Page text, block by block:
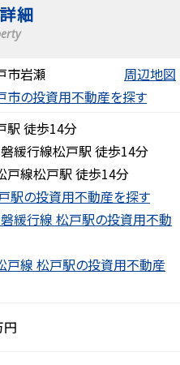
細
市岩瀬
周辺地図
市の投資用不動産を探す
駅 徒歩14分
磐緩行線松戸駅 徒歩14分
戸線松戸駅 徒歩14分
駅の投資用不動産を探す
磐緩行線 松戸駅の投資用不動
戸線 松戸駅の投資用不動産
円